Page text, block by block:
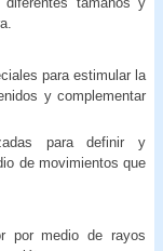
para estimular la
y complementar
para definir y
de movimientos que
por medio de rayos